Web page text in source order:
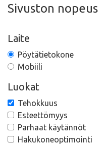
Sivuston nopeus
Laite
Pöytätietokone
Mobiili
Luokat
Tehokkuus
Esteettömyys
Parhaat käytännöt
Hakukoneoptimointi